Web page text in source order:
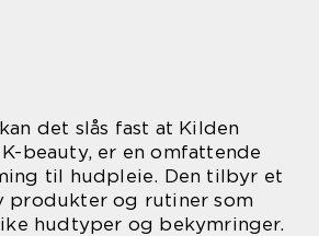
det slås fast at Kilden
beauty, er en omfattende
til hudpleie. Den tilbyr et
produkter og rutiner som
hudtyper og bekymringer.